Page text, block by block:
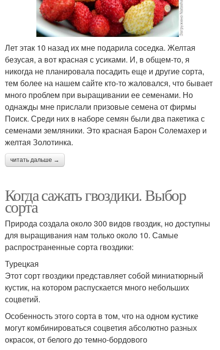
Лет этак 10 назад их мне подарила соседка. Желтая
безусая, а вот красная с усиками. И, в общем-то, я
никогда не планировала посадить еще и другие сорта,
тем более на нашем сайте кто-то жаловался, что бывает
много проблем при выращивании ее семенами. Но
однажды мне прислали призовые семена от фирмы
Поиск. Среди них в наборе семян были два пакетика с
семенами земляники. Это красная Барон Солемахер и
желтая Золотинка.
читать дальше →
Когда сажать гвоздики. Выбор
сорта
Природа создала около 300 видов гвоздик, но доступны
для выращивания нам только около 10. Самые
распространенные сорта гвоздики:
Турецкая
Этот сорт гвоздики представляет собой миниатюрный
кустик, на котором распускается много небольших
соцветий.
Особенность этого сорта в том, что на одном кустике
могут комбинироваться соцветия абсолютно разных
окрасок, от белого до темно-бордового